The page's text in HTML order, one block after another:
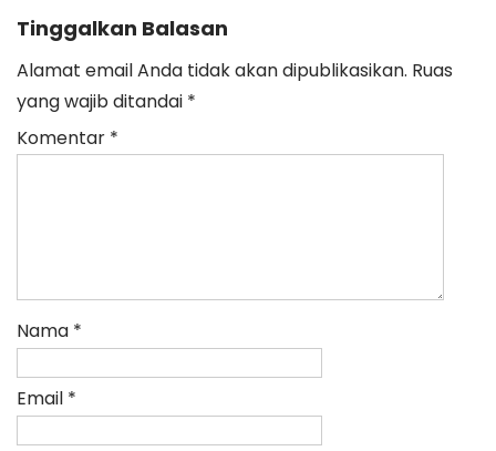
Tinggalkan Balasan
Alamat email Anda tidak akan dipublikasikan. Ruas
yang wajib ditandai *
Komentar *
Nama *
Email *